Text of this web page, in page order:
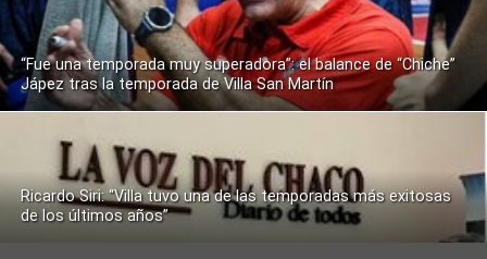
“Fue una temporada muy superadora”: el balance de “Chiche”
Jápez tras la temporada de Villa San Martín
Ricardo Siri: “Villa tuvo una de las temporadas más exitosas
de los últimos años”